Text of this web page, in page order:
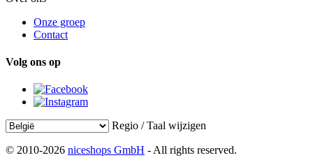
Onze groep
Contact
Volg ons op
Regio / Taal wijzigen
© 2010-2026 niceshops GmbH - All rights reserved.